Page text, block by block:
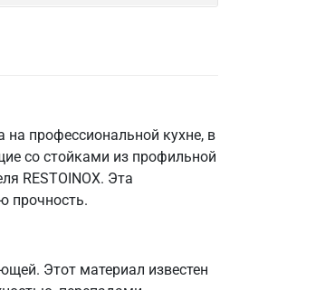
на профессиональной кухне, в
со стойками из профильной
RESTOINOX. Эта
прочность.
Этот материал известен